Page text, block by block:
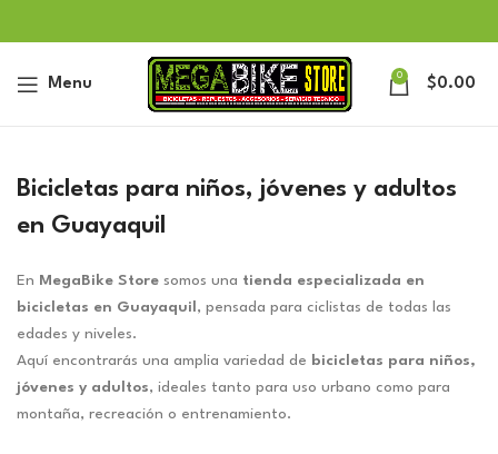
Menu 0 $0.00
Bicicletas para niños, jóvenes y adultos
en Guayaquil
En MegaBike Store somos una tienda especializada en
bicicletas en Guayaquil , pensada para ciclistas de todas las
edades y niveles.
Aquí encontrarás una amplia variedad de bicicletas para niños,
jóvenes y adultos, ideales tanto para uso urbano como para
montaña, recreación o entrenamiento.